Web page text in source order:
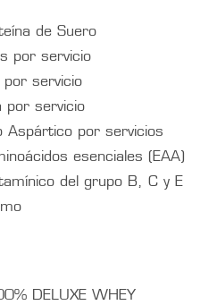
de Suero
por servicio
por servicio
por servicio
por servicios
esenciales (EAA)
del grupo B, C y E
DELUXE WHEY